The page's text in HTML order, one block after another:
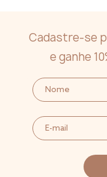
Cadastre-se
e ganhe